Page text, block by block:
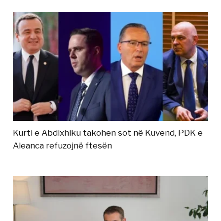
Kurti e Abdixhiku takohen sot në Kuvend, PDK e
Aleanca refuzojnë ftesën